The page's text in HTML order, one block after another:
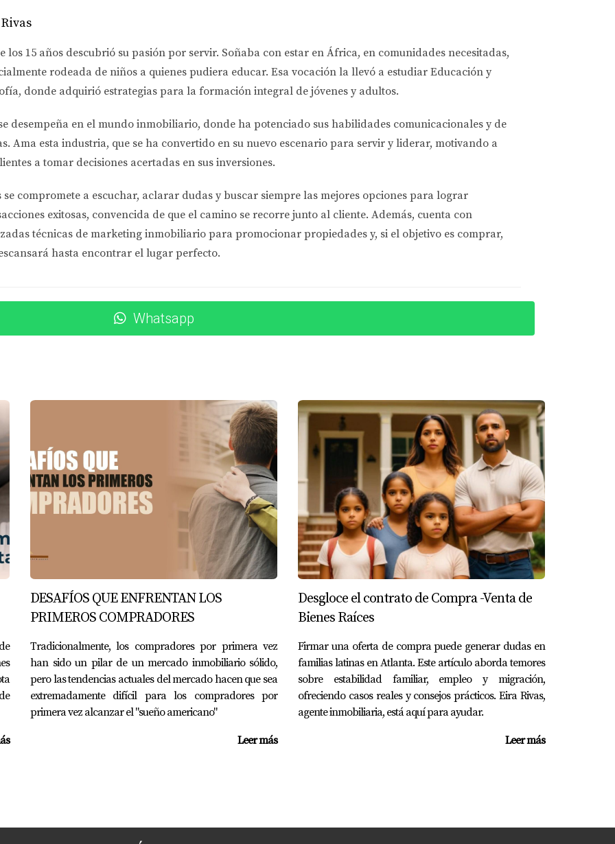
diseñados para ayudar a los compradores de vivienda. Uno de los más conocidos es el
Este programa ofrece asistencia financiera a compradores elegibles, lo que les permite cubrir
los participantes pueden acceder a tasas de interés competitivas y financiamiento flexible.
Por ejemplo, algunos condados en Georgia ofrecen becas que no necesitan ser reembolsadas si se
durante un período determinado. Esto puede ser especialmente útil para aquellos que están
hay opciones de préstamos asequibles disponibles. Los préstamos FHA son populares entre los
más flexibles y bajos pagos iniciales. Estos préstamos permiten a los compradores acceder a
pago inicial. Hoy disfrutan de su hogar propio en Atlanta.
un subsidio local que les permitió cubrir los costos de cierre al comprar su primera casa en Savannah.
carga financiera adicional.
con tener su propio espacio. Utilizó un préstamo FHA que le permitió comprar una casa en su
por el puntaje crediticio. Ahora vive felizmente en su nuevo hogar.
pueden transformar vidas y hacer realidad el sueño de ser propietario.
pero desafiante. Sin embargo, con las ayudas adecuadas disponibles en Georgia y el acompañamiento
puedes navegar este proceso con confianza y tranquilidad. No permitas que las barreras financieras te
para ti. Si estás listo para dar el siguiente paso hacia tu nuevo hogar o simplemente deseas obtener
¡no dudes en contactarme!
¡Contáctame por WhatsApp!
al programa Georgia Dream?
estatales con préstamos FHA u otros programas para maximizar su asistencia.
los 15 años descubrió su pasión por servir. Soñaba con estar en África, en comunidades necesitadas,
rodeada de niños a quienes pudiera educar. Esa vocación la llevó a estudiar Educación y
, donde adquirió estrategias para la formación integral de jóvenes y adultos.
desempeña en el mundo inmobiliario, donde ha potenciado sus habilidades comunicacionales y de
Ama esta industria, que se ha convertido en su nuevo escenario para servir y liderar, motivando a
a tomar decisiones acertadas en sus inversiones.
se compromete a escuchar, aclarar dudas y buscar siempre las mejores opciones para lograr
exitosas, convencida de que el camino se recorre junto al cliente. Además, cuenta con
técnicas de marketing inmobiliario para promocionar propiedades y, si el objetivo es comprar,
hasta encontrar el lugar perfecto.
Whatsapp
DESAFÍOS QUE ENFRENTAN LOS
PRIMEROS COMPRADORES
Tradicionalmente, los compradores por primera vez
han sido un pilar de un mercado inmobiliario sólido,
pero las tendencias actuales del mercado hacen que sea
extremadamente difícil para los compradores por
primera vez alcanzar el "sueño americano"
Leer más
Desgloce el contrato de Compra -Venta de
Bienes Raíces
Firmar una oferta de compra puede generar dudas en
familias latinas en Atlanta. Este artículo aborda temores
sobre estabilidad familiar, empleo y migración,
ofreciendo casos reales y consejos prácticos. Eira Rivas,
agente inmobiliaria, está aquí para ayudar.
Leer más